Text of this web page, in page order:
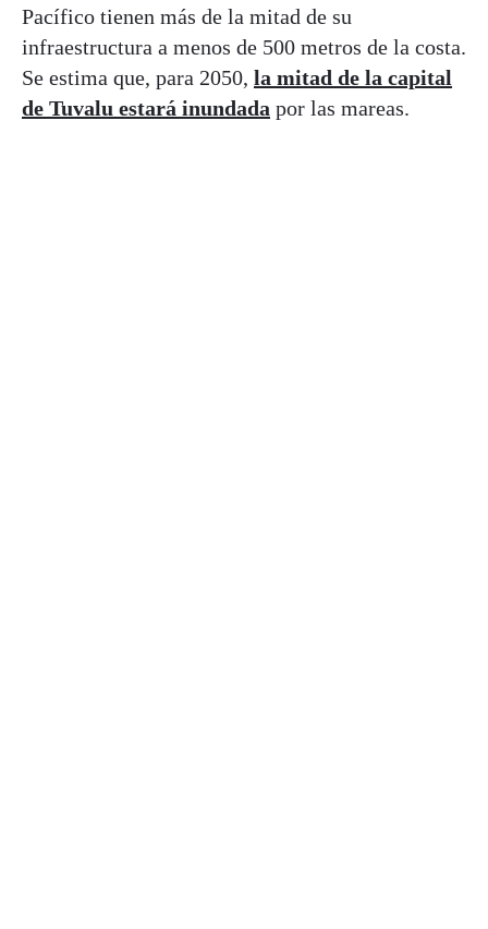
Pacífico tienen más de la mitad de su
infraestructura a menos de 500 metros de la costa.
Se estima que, para 2050, la mitad de la capital
de Tuvalu estará inundada por las mareas.